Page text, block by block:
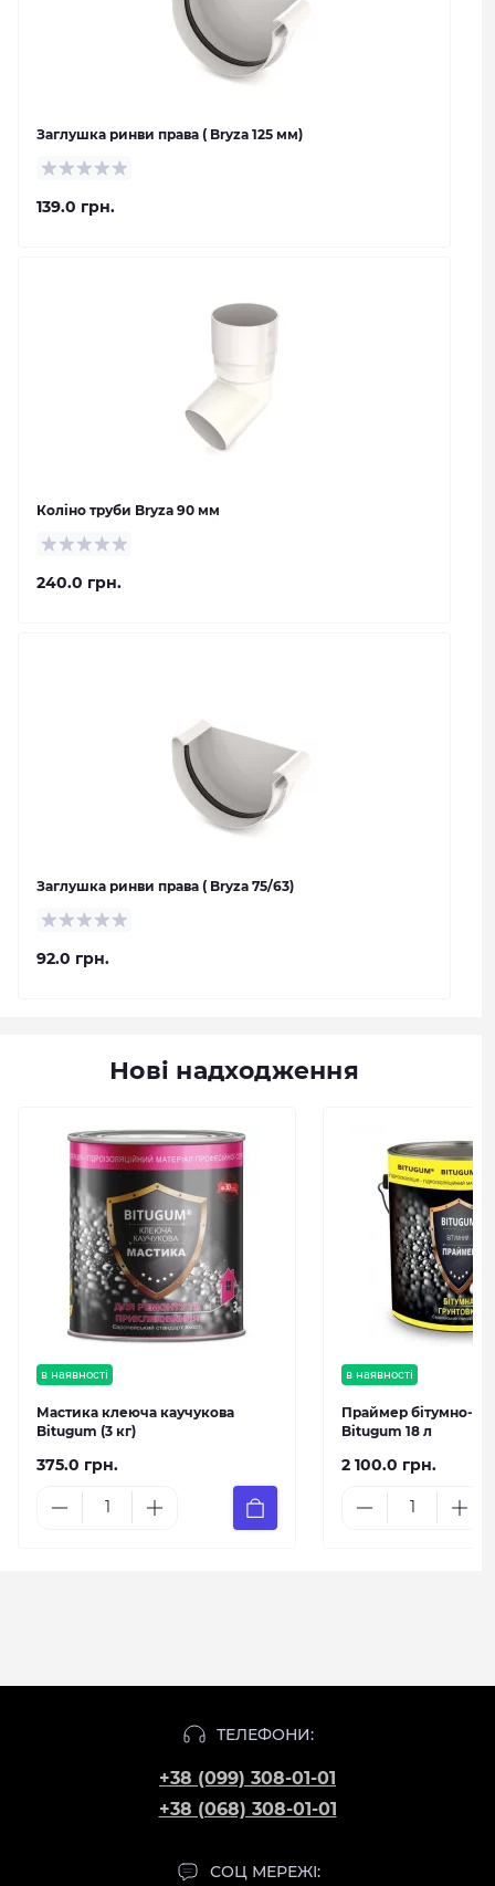
Заглушка ринви права ( Bryza 125 мм)
139.0 грн.
Коліно труби Bryza 90 мм
240.0 грн.
Заглушка ринви права ( Bryza 75/63)
92.0 грн.
Нові надходження
в наявності
Мастика клеюча каучукова
Bitugum (3 кг)
375.0 грн.
в наявності
Праймер бітумно-
Bitugum 18 л
2 100.0 грн.
ТЕЛЕФОНИ:
+38 (099) 308-01-01
+38 (068) 308-01-01
СОЦ МЕРЕЖІ: